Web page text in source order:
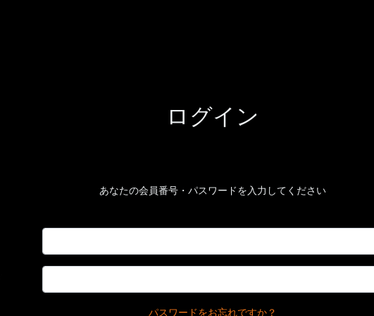
ログイン
あなたの会員番号・パスワードを入力してください
パスワードをお忘れですか？